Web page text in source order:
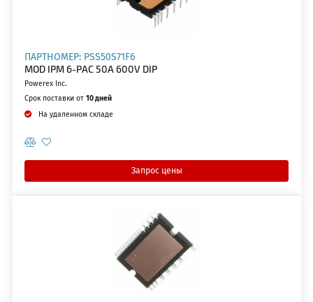
ПАРТНОМЕР: PSS50S71F6
MOD IPM 6-PAC 50A 600V DIP
Powerex Inc.
Срок поставки от 10 дней
На удаленном складе
Запрос цены